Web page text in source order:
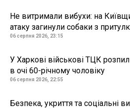
Не витримали вибухи: на
атаку загинули собаки з
06 серпня 2026, 23:15
У Харкові військові ТЦК
в очі 60-річному чоловіку
06 серпня 2026, 22:55
Безпека, укриття та соціальні